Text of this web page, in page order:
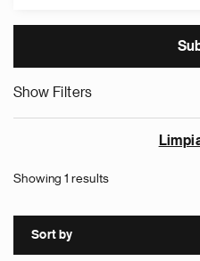
Show Filters
Showing 1 results
Sort by